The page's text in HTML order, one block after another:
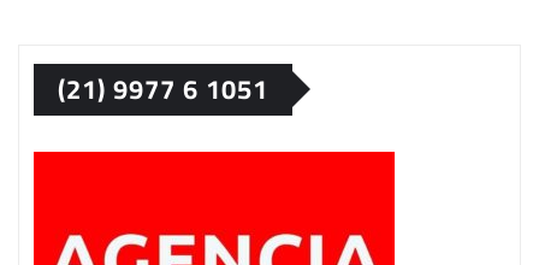
(21) 9977 6 1051